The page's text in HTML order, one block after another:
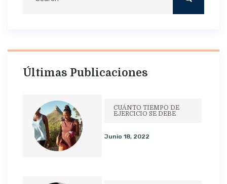
Últimas Publicaciones
CUÁNTO TIEMPO DE
EJERCICIO SE DEBE
Junio 18, 2022